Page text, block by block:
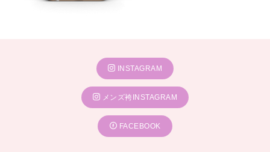
INSTAGRAM
メンズ袴INSTAGRAM
FACEBOOK